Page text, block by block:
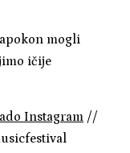
mogli
ičije
Instagram //